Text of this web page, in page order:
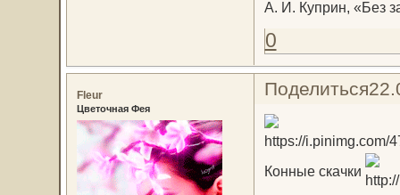
А. И. Куприн, «Без
0
Поделиться
Fleur
Цветочная Фея
Конные скачки